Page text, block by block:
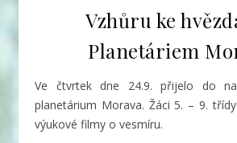
Vzhůru ke
Planetáriem
Ve čtvrtek dne 24.9. přijelo do naší školy mobilní
planetárium Morava. Žáci 5. – 9.
výukové filmy o vesmíru.